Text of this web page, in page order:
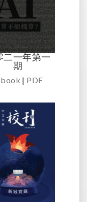
二一年第一
期
book | PDF